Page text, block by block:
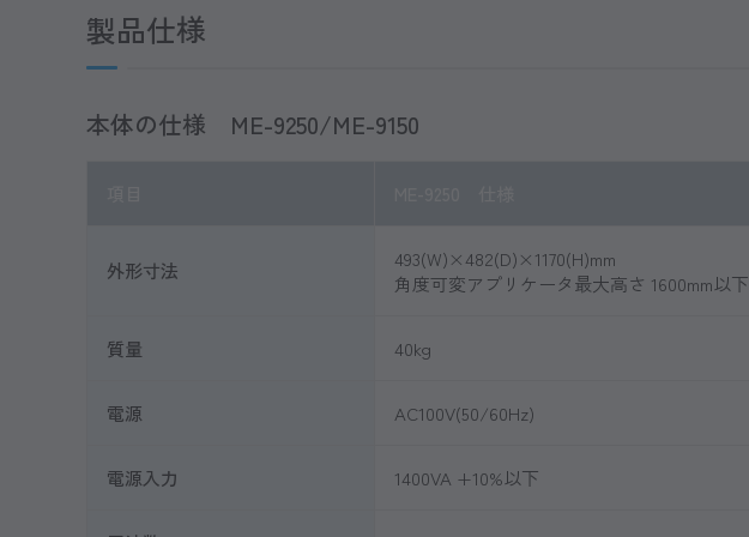
製品仕様
本体の仕様 ME-9250/ME-9150
外形寸法
493(W)×482(D)×1170(H)mm
角度可変アプリケータ最大高さ 1600mm以下
質量 40kg
電源 AC100V(50/60Hz)
電源入力 1400VA +10%以下